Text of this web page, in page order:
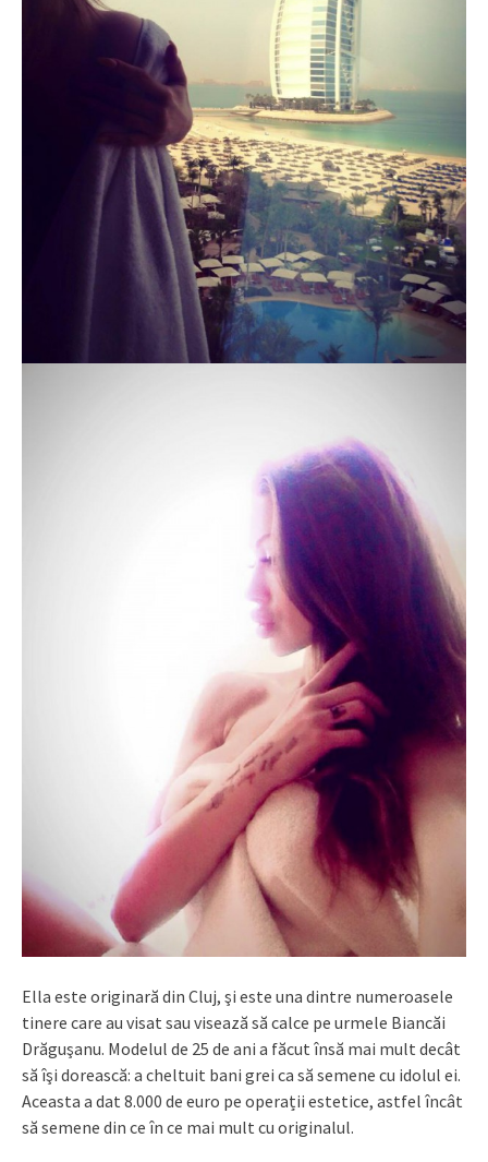
Ella este originară din Cluj, şi este una dintre numeroasele
tinere care au visat sau visează să calce pe urmele Biancăi
Drăguşanu. Modelul de 25 de ani a făcut însă mai mult decât
să îşi dorească: a cheltuit bani grei ca să semene cu idolul ei.
Aceasta a dat 8.000 de euro pe operații estetice, astfel încât
să semene din ce în ce mai mult cu originalul.